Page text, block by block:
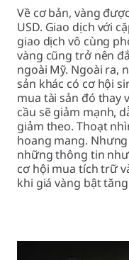
Về cơ bản, vàng
USD. Giao dịch với
giao dịch vô cùng
vàng cũng trở nên
ngoài Mỹ. Ngoài ra,
sản khác có cơ hội
mua tài sản đó thay
cầu sẽ giảm mạnh,
giảm theo. Thoạt
hoang mang.
những thông tin
cơ hội mua tích trữ
khi giá vàng bật